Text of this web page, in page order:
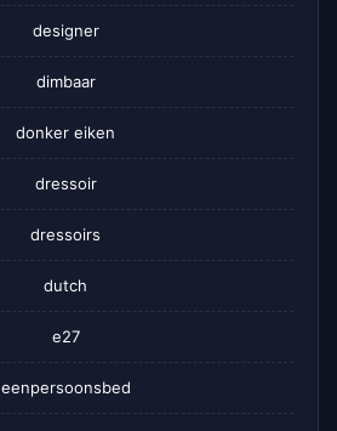
designer
dimbaar
donker eiken
dressoir
dressoirs
dutch
e27
eenpersoonsbed